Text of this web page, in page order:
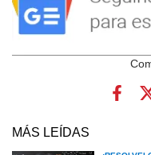
MÁS LEÍDAS